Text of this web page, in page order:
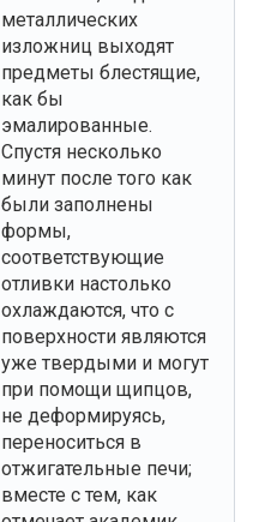
металлических
изложниц выходят
предметы блестящие,
как бы
эмалированные.
Спустя несколько
минут после того как
были заполнены
формы,
соответствующие
отливки настолько
охлаждаются, что с
поверхности являются
уже твердыми и могут
при помощи щипцов,
не деформируясь,
переноситься в
отжигательные печи;
вместе с тем, как